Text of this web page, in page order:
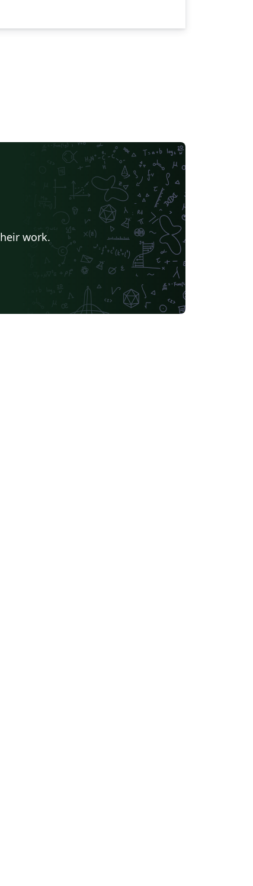
work.